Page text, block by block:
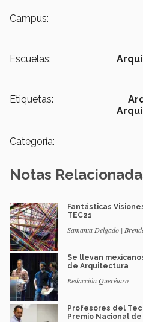
Campus:
Escuelas:
Etiquetas:
Categoría:
Notas
Fantásticas
TEC21
Samanta Delgado |
Se llevan
de Arquitectura
Redacción Querétaro
Profesores del
Premio Nacional